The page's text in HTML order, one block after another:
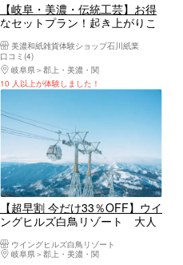
【岐阜・美濃・伝統工芸】お得
なセットプラン！起き上がりこ
美濃和紙雑貨体験ショップ石川紙業
口コミ(4)
岐阜県
郡上・美濃・関
10 人以上が体験しました！
【超早割 今だけ33％OFF】ウイ
ングヒルズ白鳥リゾート 大人
ウイングヒルズ白鳥リゾート
岐阜県
郡上・美濃・関